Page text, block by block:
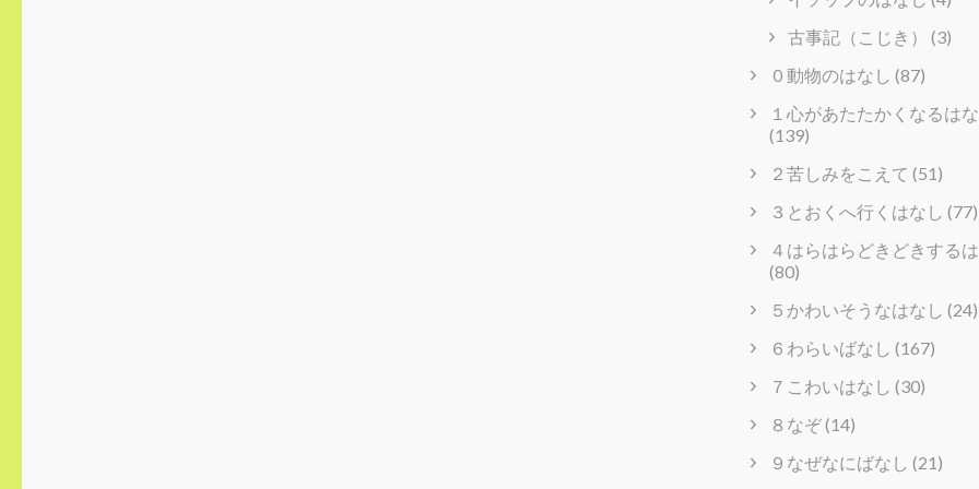
古事記（こじき）
(3)
０動物のはなし (87)
１心があたたかくなるは
(139)
２苦しみをこえて (51)
３とおくへ行くはなし (77)
４はらはらどきどきする
(80)
５かわいそうなはなし (24)
６わらいばなし (167)
７こわいはなし (30)
８なぞ(14)
９なぜなにばなし (21)